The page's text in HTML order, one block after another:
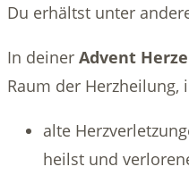
Du erhältst unter
In deiner Advent
Raum der Herzheilung,
alte
heilst und